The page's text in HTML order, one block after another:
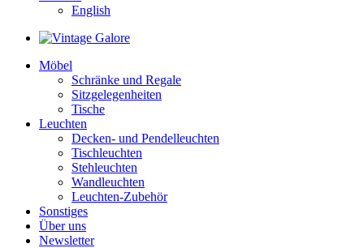
English
Möbel
Schränke und Regale
Sitzgelegenheiten
Tische
Leuchten
Decken- und Pendelleuchten
Tischleuchten
Stehleuchten
Wandleuchten
Leuchten-Zubehör
Sonstiges
Über uns
Newsletter